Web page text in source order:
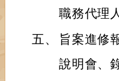
職務代理
五、
旨案進修
說明會、